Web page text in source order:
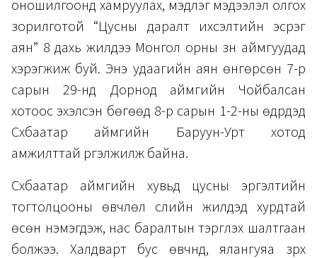
оношилгоонд хамруулах, мэдлэг мэдээлэл олгох
зорилготой “Цусны даралт ихсэлтийн эсрэг
аян” 8 дахь жилдээ Монгол орны зүүн аймгуудад
хэрэгжиж буй. Энэ удаагийн аян өнгөрсөн 7-р
сарын 29-нд Дорнод аймгийн Чойбалсан
хотоос эхэлсэн бөгөөд 8-р сарын 1-2-ны өдрүүдэд
Сүхбаатар аймгийн Баруун-Урт хотод
амжилттай үргэлжилж байна.
Сүхбаатар аймгийн хувьд цусны эргэлтийн
тогтолцооны өвчлөл сүүлийн жилүүдэд хурдтай
өсөн нэмэгдэж, нас баралтын тэргүүлэх шалтгаан
болжээ. Халдварт бус өвчнүүд, ялангуяа зүрх